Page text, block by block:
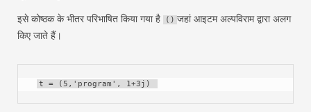
इसे कोष्ठक के भीतर परिभाषित किया गया है () जहां आइटम अल्पविराम द्वारा अलग
किए जाते हैं।
t = (5,'program', 1+3j)